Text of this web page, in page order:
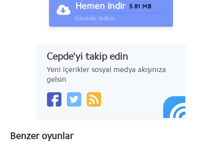
Hemen indir 5.81 MB
Güvenle indirin
Cepde'yi takip edin
Yeni içerikler sosyal medya akışınıza
gelsin
Benzer oyunlar